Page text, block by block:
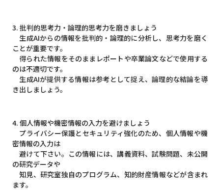
3. 批判的思考力・論理的思考力を磨きましょう
生成AIからの情報を批判的・論理的に分析し、思考力を磨く
ことが重要です。
得られた情報をそのままレポートや卒業論文などで使用する
のは不適切です。
生成AIが提供する情報は参考として捉え、論理的な結論を導
き出しましょう。
4. 個人情報や機密情報の入力を避けましょう
プライバシー保護とセキュリティ強化のため、個人情報や機
密情報の入力は
避けて下さい。この情報には、講義資料、試験問題、未公開
の研究データや
知見、研究室独自のプログラム、知的財産情報などが含まれ
ます。